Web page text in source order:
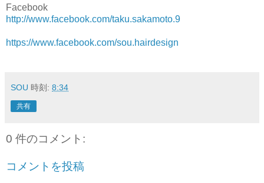
Facebook
http://www.facebook.com/taku.sakamoto.9
https://www.facebook.com/sou.hairdesign
SOU 時刻: 8:34
共有
0 件のコメント:
コメントを投稿